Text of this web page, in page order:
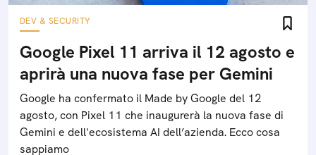
DEV & SECURITY
Google Pixel 11 arriva il 12 agosto e
aprirà una nuova fase per Gemini
Google ha confermato il Made by Google del 12
agosto, con Pixel 11 che inaugurerà la nuova fase di
Gemini e dell'ecosistema AI dell’azienda. Ecco cosa
sappiamo